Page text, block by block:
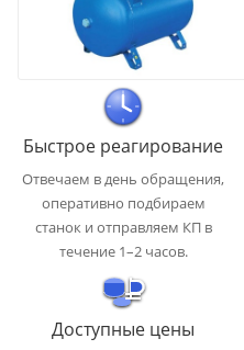
Быстрое реагирование
Отвечаем в день обращения,
оперативно подбираем
станок и отправляем КП в
течение 1–2 часов.
Доступные цены